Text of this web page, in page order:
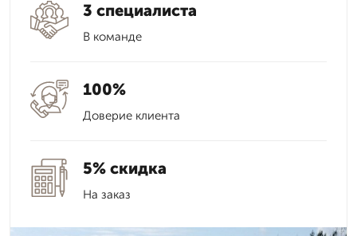
3 специалиста
В команде
100%
Доверие клиента
5% скидка
На заказ